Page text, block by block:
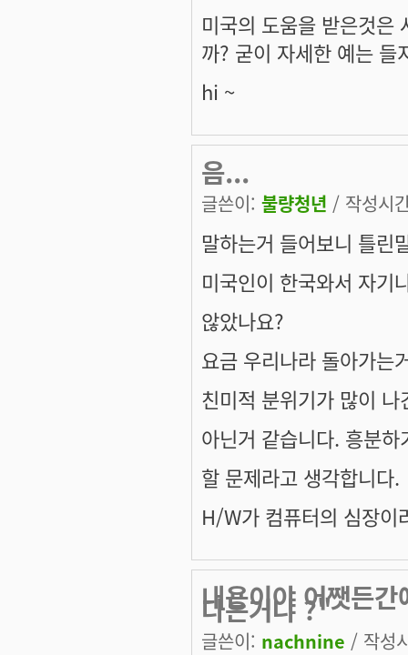
미국의 도움을 받은것은
까? 굳이 자세한 예는 들
hi ~
음...
글쓴이: 불량청년 / 작성시
말하는거 들어보니 틀린
미국인이 한국와서 자기
않았나요?
요금 우리나라 돌아가는
친미적 분위기가 많이
아닌거 같습니다. 흥분
할 문제라고 생각합니다.
H/W가 컴퓨터의 심장
내용이야 어쨋든
다는거냐 ?"
글쓴이: nachnine / 작성